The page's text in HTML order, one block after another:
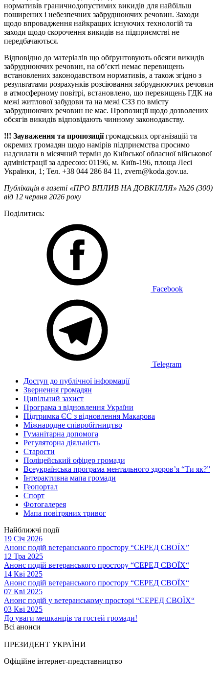
нормативів граничнодопустимих викидів для найбільш
поширених і небезпечних забруднюючих речовин. Заходи
щодо впровадження найкращих існуючих технологій та
заходи щодо скорочення викидів на підприємстві не
передбачаються.
Відповідно до матеріалів що обґрунтовують обсяги викидів
забруднюючих речовин, на об’єкті немає перевищень
встановлених законодавством нормативів, а також згідно з
результатами розрахунків розсіювання забруднюючих речовин
в атмосферному повітрі, встановлено, що перевищень ГДК на
межі житлової забудови та на межі СЗЗ по вмісту
забруднюючих речовин не має. Пропозиції щодо дозволених
обсягів викидів відповідають чинному законодавству.
!!! Зауваження та пропозиціїгромадських організацій та
окремих громадян щодо намірів підприємства просимо
надсилати в місячний термін до Київської обласної військової
адміністрації за адресою: 01196, м. Київ-196, площа Лесі
Українки, 1; Тел. +38 044 286 84 11, zvern@koda.gov.ua.
Публікація в газеті «ПРО ВПЛИВ НА ДОВКІЛЛЯ» №26 (300)
від 12 червня 2026 року
Поділитись:
Facebook
Telegram
Доступ до публічної інформації
Звернення громадян
Цивільний захист
Програма з відновлення України
Підтримка ЄС з відновлення Макарова
Міжнародне співробітництво
Гуманітарна допомога
Регуляторна діяльність
Старости
Поліцейський офіцер громади
Всеукраїнська програма ментального здоров’я “Ти як?”
Інтерактивна мапа громади
Геопортал
Спорт
Фотогалерея
Мапа повітряних тривог
Найближчі події
19 Січ 2026
Анонс подій ветеранського простору “СЕРЕД СВОЇХ”
12 Тра 2025
Анонс подій ветеранського простору “СЕРЕД СВОЇХ“
14 Кві 2025
Анонс подій ветеранського простору “СЕРЕД СВОЇХ“
07 Кві 2025
Анонс подій у ветеранському просторі “СЕРЕД СВОЇХ“
03 Кві 2025
До уваги мешканців та гостей громади!
Всі анонси
ПРЕЗИДЕНТ УКРАЇНИ
Офіційне інтернет-представництво